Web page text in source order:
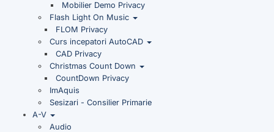
Mobilier Demo Privacy
Flash Light On Music
FLOM Privacy
Curs incepatori AutoCAD
CAD Privacy
Christmas Count Down
CountDown Privacy
ImAquis
Sesizari - Consilier Primarie
A-V
Audio